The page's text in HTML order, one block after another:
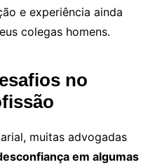
e experiência ainda
colegas homens.
no
muitas advogadas
em algumas